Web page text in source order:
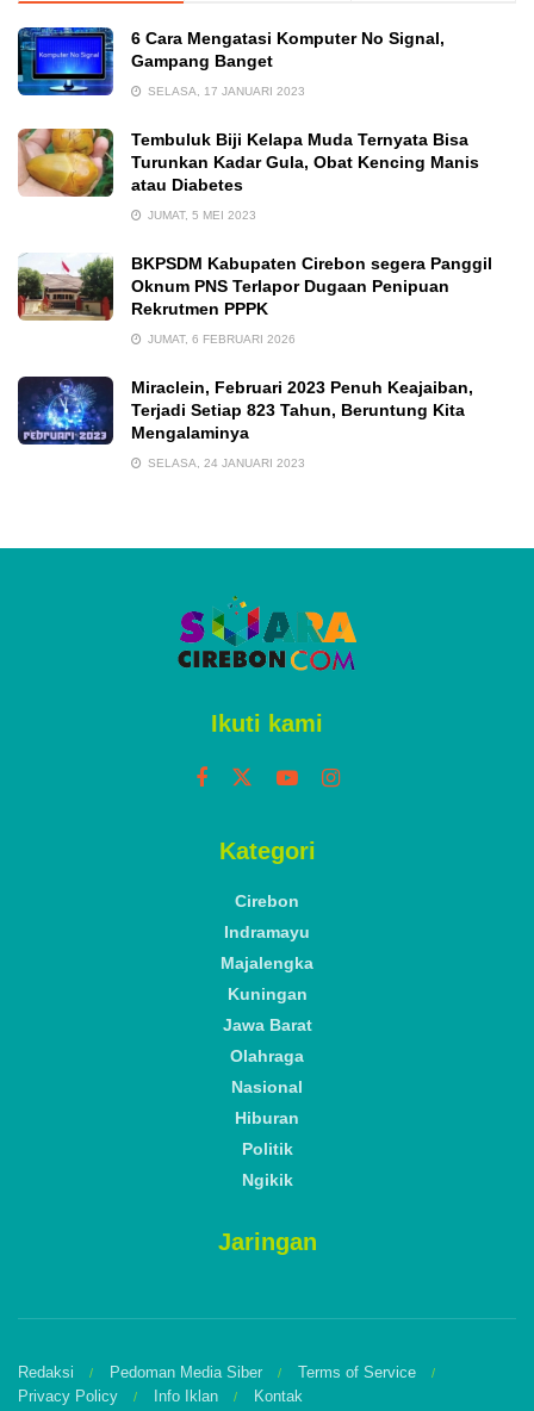
6 Cara Mengatasi Komputer No Signal,
Gampang Banget
SELASA, 17 JANUARI 2023
Tembuluk Biji Kelapa Muda Ternyata Bisa
Turunkan Kadar Gula, Obat Kencing Manis
atau Diabetes
JUMAT, 5 MEI 2023
BKPSDM Kabupaten Cirebon segera Panggil
Oknum PNS Terlapor Dugaan Penipuan
Rekrutmen PPPK
JUMAT, 6 FEBRUARI 2026
Miraclein, Februari 2023 Penuh Keajaiban,
Terjadi Setiap 823 Tahun, Beruntung Kita
Mengalaminya
SELASA, 24 JANUARI 2023
Ikuti kami
Kategori
Cirebon
Indramayu
Majalengka
Kuningan
Jawa Barat
Olahraga
Nasional
Hiburan
Politik
Ngikik
Jaringan
Redaksi Pedoman Media Siber
Terms of Service
Privacy Policy
Info Iklan Kontak